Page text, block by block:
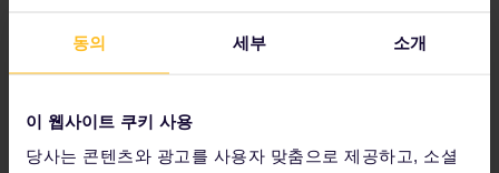
동의 세부 소개
이 웹사이트 쿠키 사용
당사는 콘텐츠와 광고를 사용자 맞춤으로 제공하고, 소셜
전 예약은 예약한 좌석을 72시간 동안만 유지해 줍니다.
기타 예약 가능 장소
도이치반 매표소 에서. 열차 번호를 제시해야 합니다.
도이치반 에전화로 연락(+49 30 2970 또는 영어 서비스
+49 30 311682904). DB 매표기에서 수령하거나 우편으로